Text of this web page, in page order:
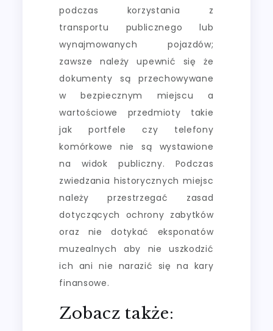
podczas korzystania z
transportu publicznego lub
wynajmowanych pojazdów;
zawsze należy upewnić się że
dokumenty są przechowywane
w bezpiecznym miejscu a
wartościowe przedmioty takie
jak portfele czy telefony
komórkowe nie są wystawione
na widok publiczny. Podczas
zwiedzania historycznych miejsc
należy przestrzegać zasad
dotyczących ochrony zabytków
oraz nie dotykać eksponatów
muzealnych aby nie uszkodzić
ich ani nie narazić się na kary
finansowe.
Zobacz także: